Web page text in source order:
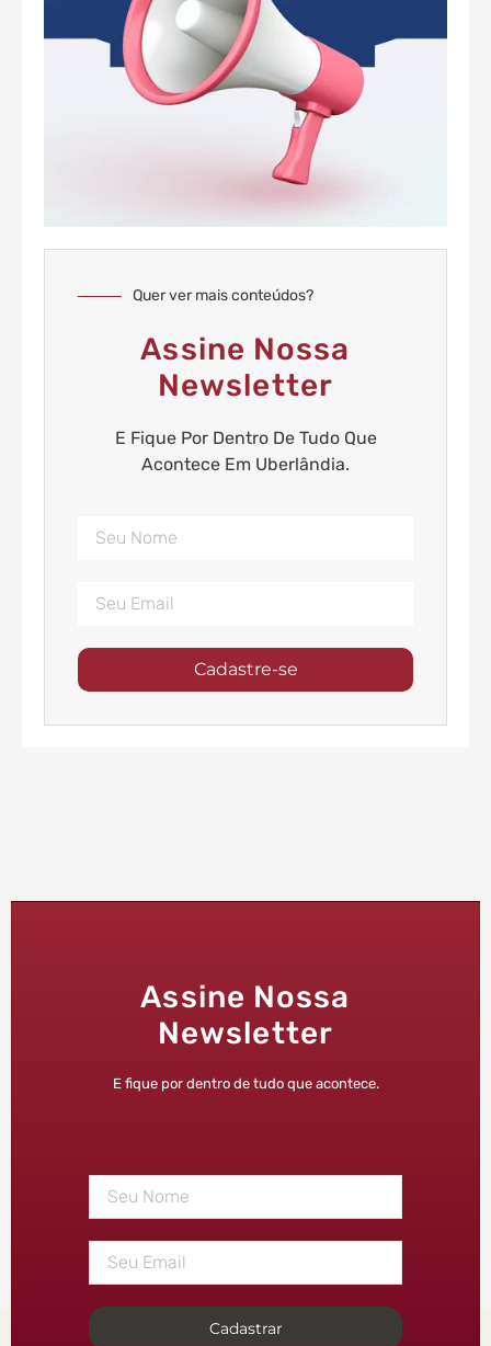
Quer ver mais conteúdos?
Assine Nossa
Newsletter
E Fique Por Dentro De Tudo Que
Acontece Em Uberlândia.
Cadastre-se
Assine Nossa
Newsletter
E fique por dentro de tudo que acontece.
Cadastrar